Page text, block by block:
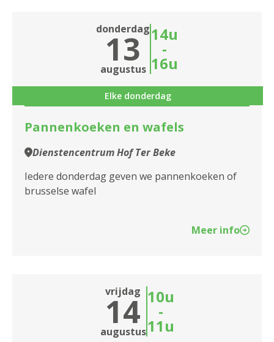
donderdag
13
augustus
14u
-
16u
Elke donderdag
Pannenkoeken en wafels
Dienstencentrum Hof Ter Beke
Iedere donderdag geven we pannenkoeken of
brusselse wafel
Meer info
vrijdag
14
augustus
10u
-
11u